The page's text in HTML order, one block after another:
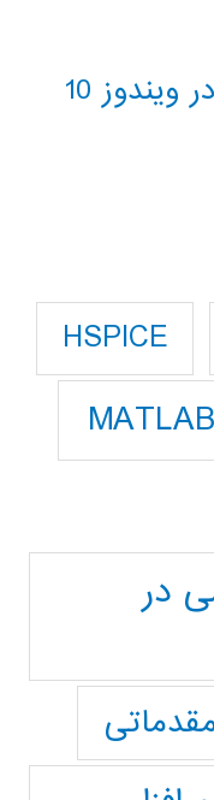
HSPICE
MATLAB
در